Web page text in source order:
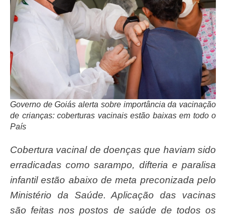
Governo de Goiás alerta sobre importância da vacinação
de crianças: coberturas vacinais estão baixas em todo o
País
Cobertura vacinal de doenças que haviam sido
erradicadas como sarampo, difteria e paralisa
infantil estão abaixo de meta preconizada pelo
Ministério da Saúde. Aplicação das vacinas
são feitas nos postos de saúde de todos os